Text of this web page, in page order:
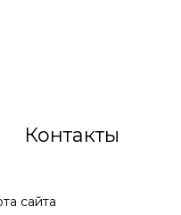
Контакты
сайта